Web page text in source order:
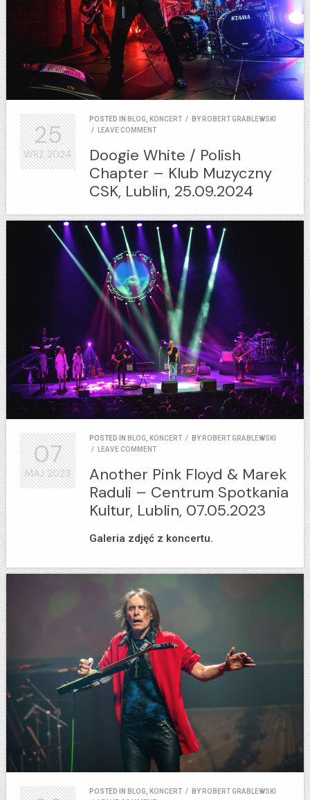
POSTED IN BLOG KONCERT / BY ROBERT GRABLEWSKI
/
LEAVE COMMENT
Doogie White / Polish
Chapter – Klub Muzyczny
CSK, Lublin, 25.09.2024
25
WRZ2024
POSTED IN BLOG KONCERT / BY ROBERT GRABLEWSKI
/
LEAVE COMMENT
Another Pink Floyd & Marek
Raduli – Centrum Spotkania
Kultur, Lublin, 07.05.2023
Galeria zdjęć z koncertu.
07
MAJ2023
POSTED IN BLOG KONCERT / BY ROBERT GRABLEWSKI